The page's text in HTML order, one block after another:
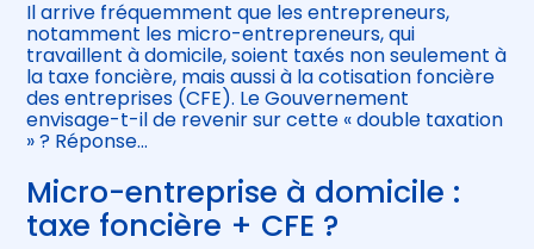
Construire votre patrimoine
Être prêt pour la facturation
électronique
Il arrive fréquemment que les entrepreneurs,
notamment les micro-entrepreneurs, qui
travaillent à domicile, soient taxés non seulement à
la taxe foncière, mais aussi à la cotisation foncière
des entreprises (CFE). Le Gouvernement
envisage-t-il de revenir sur cette « double taxation
» ? Réponse…
Micro-entreprise à domicile :
taxe foncière + CFE ?